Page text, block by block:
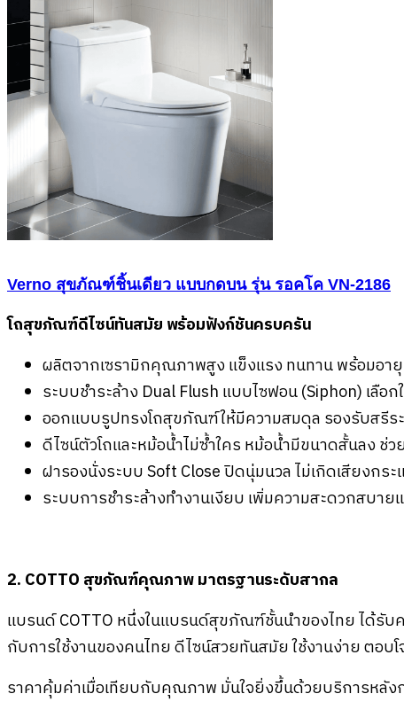
Verno สุขภัณฑ์ชิ้นเดียว แบบกดบน รุ่น รอคโค VN-2186
โถสุขภัณฑ์ดีไซน์ทันสมัย พร้อมฟังก์ชันครบครัน
ผลิตจากเซรามิกคุณภาพสูง แข็งแรง ทนทาน พร้อมอา
ระบบชำระล้าง Dual Flush แบบไซฟอน (Siphon) เลือ
ออกแบบรูปทรงโถสุขภัณฑ์ให้มีความสมดุล รองรับสรีร
ดีไซน์ตัวโถและหม้อน้ำไม่ซ้ำใคร หม้อน้ำมีขนาดสั้นลง ช่
ฝารองนั่งระบบ Soft Close ปิดนุ่มนวล ไม่เกิดเสียงกร
ระบบการชำระล้างทำงานเงียบ เพิ่มความสะดวกสบา
2. COTTO สุขภัณฑ์คุณภาพ มาตรฐานระดับสากล
แบรนด์ COTTO หนึ่งในแบรนด์สุขภัณฑ์ชั้นนำของไทย ได้รั
กับการใช้งานของคนไทย ดีไซน์สวยทันสมัย ใช้งานง่าย ตอบ
ราคาคุ้มค่าเมื่อเทียบกับคุณภาพ มั่นใจยิ่งขึ้นด้วยบริการหลั